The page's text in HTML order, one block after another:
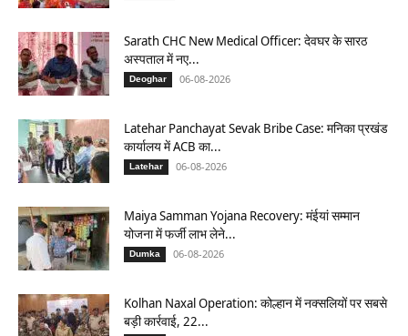
Sarath CHC New Medical Officer: देवघर के सारठ
अस्पताल में नए...
Deoghar 06-08-2026
Latehar Panchayat Sevak Bribe Case: मनिका प्रखंड
कार्यालय में ACB का...
Latehar 06-08-2026
Maiya Samman Yojana Recovery: मंईयां सम्मान
योजना में फर्जी लाभ लेने...
Dumka 06-08-2026
Kolhan Naxal Operation: कोल्हान में नक्सलियों पर सबसे
बड़ी कार्रवाई, 22...